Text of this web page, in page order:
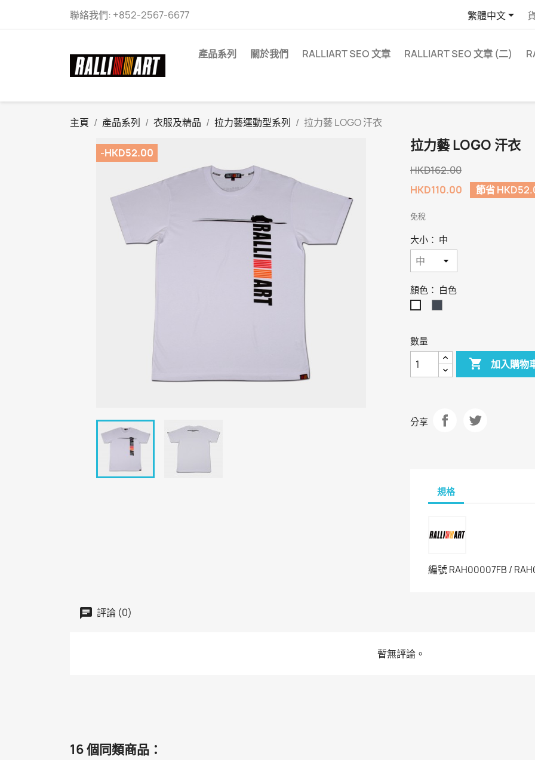
聯絡我們: +852-2567-6677 繁體中文
產品系列 關於我們 RALLIART SEO 文章 RALLIART SEO 文章 (二)
主頁 產品系列 衣服及精品 拉力藝運動型系列 拉力藝 LOGO 汗衣
-HKD52.00 拉力藝 LOGO 汗衣
HKD162.00
HKD110.00
節省
免稅
大小： 中
顏色： 白色
數量
 加入購物
分享
規格
編號RAH00007FB /
評論 (0)
暫無評論。
16 個同類商品：